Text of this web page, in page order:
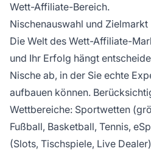
Wett-Affiliate-Bereich.
Nischenauswahl und Zielmarkt
Die Welt des Wett-Affiliate-
und Ihr Erfolg hängt
Nische ab, in der Sie echte
aufbauen können.
Wettbereiche: Sportwetten
Fußball, Basketball, Tennis,
(Slots, Tischspiele, Live